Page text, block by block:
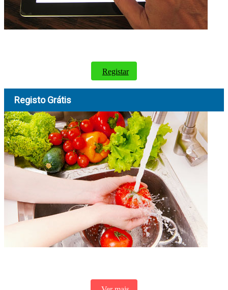
Registar
Registo Grátis